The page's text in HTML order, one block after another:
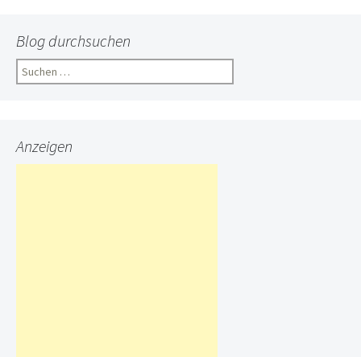
Blog durchsuchen
Suchen
nach:
Anzeigen